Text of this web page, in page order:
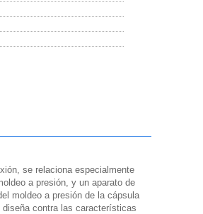
se relaciona especialmente
a presión, y un aparato de
moldeo a presión de la cápsula
contra las características